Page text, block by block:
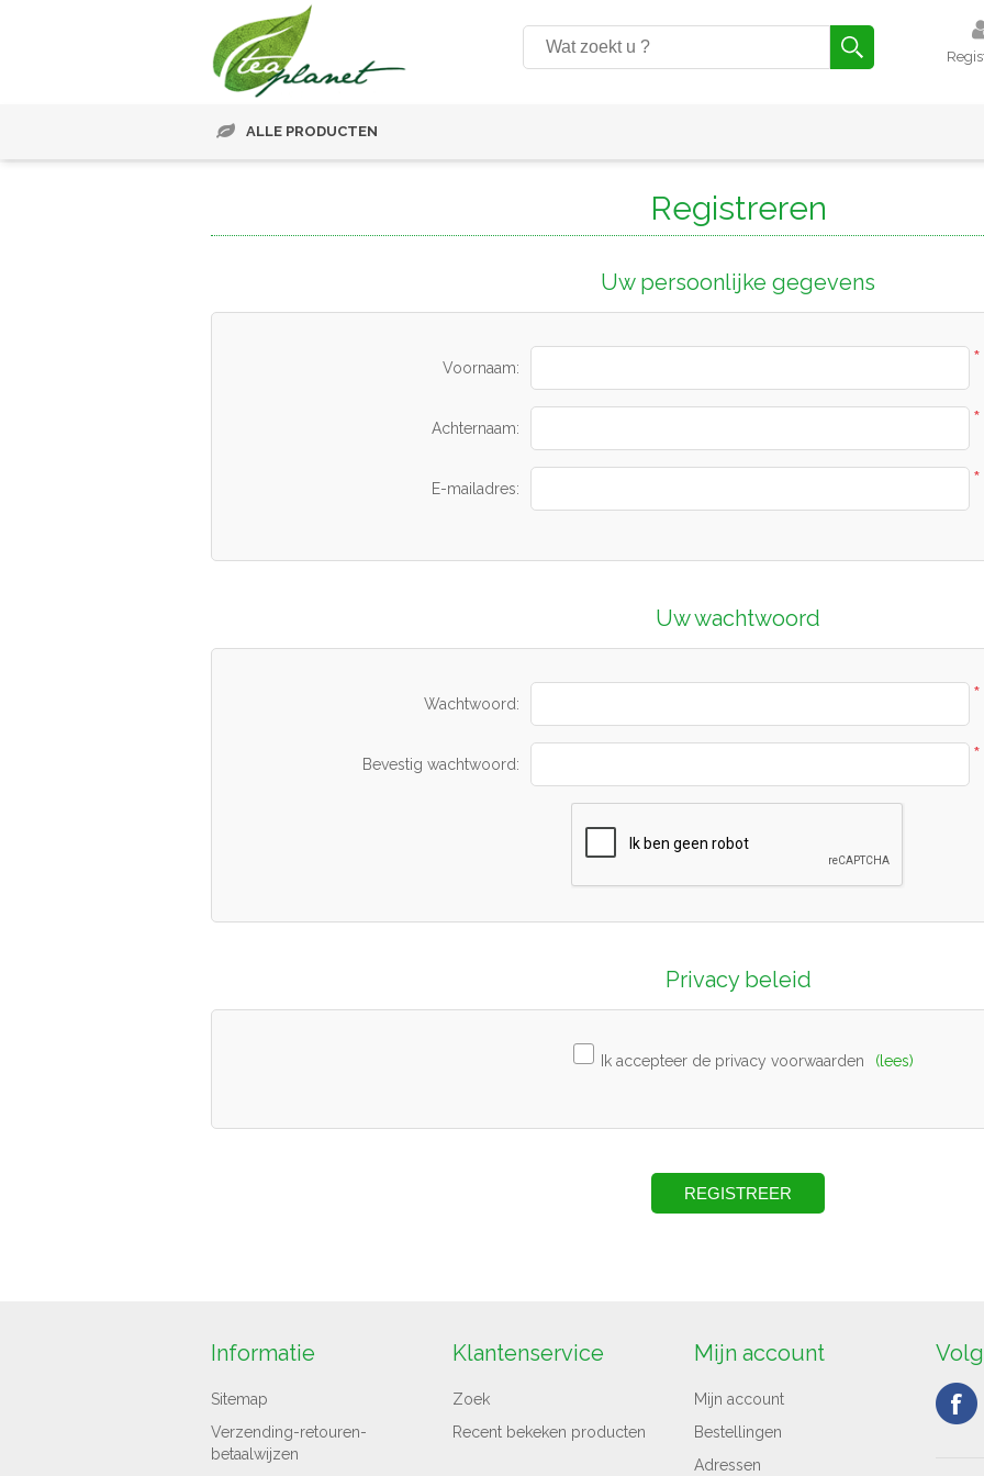
ALLE PRODUCTEN
Registreren
Uw persoonlijke gegevens
Voornaam: *
Achternaam: *
E-mailadres: *
Uw wachtwoord
Wachtwoord: *
Bevestig wachtwoord: *
Privacy beleid
Ik accepteer de privacy voorwaarden (lees)
Informatie
Sitemap
Verzending-retouren-
betaalwijzen
Klantenservice
Zoek
Recent bekeken producten
Mijn account
Mijn account
Bestellingen
Adressen